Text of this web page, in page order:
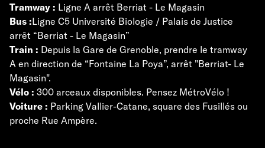
Tramway : Ligne A arrêt Berriat - Le Magasin
Bus :Ligne C5 Université Biologie / Palais de Justice
arrêt “Berriat - Le Magasin”
Train : Depuis la Gare de Grenoble, prendre le tramway
A en direction de “Fontaine La Poya”, arrêt "Berriat- Le
Magasin".
Vélo : 300 arceaux disponibles. Pensez MétroVélo !
Voiture : Parking Vallier-Catane, square des Fusillés ou
proche Rue Ampère.